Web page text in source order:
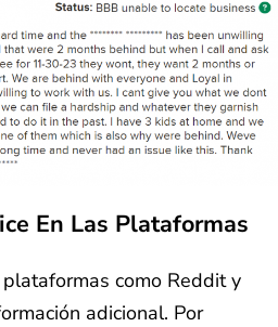
En Las Plataformas
como Reddit y
adicional. Por